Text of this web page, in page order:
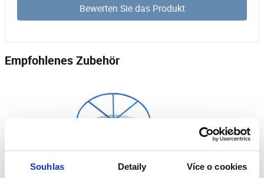
Souhlas Detaily Více o cookies
Bewerten Sie das Produkt
Empfohlenes Zubehör